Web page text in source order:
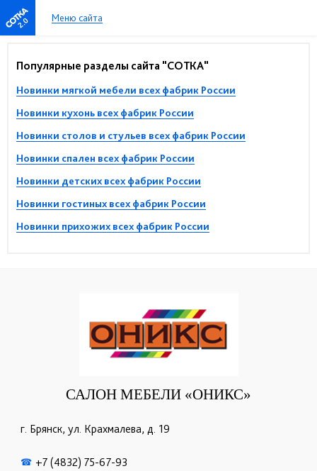
2.0 Меню сайта
Популярные разделы сайта "СОТКА"
Новинки мягкой мебели всех фабрик России
Новинки кухонь всех фабрик России
Новинки столов и стульев всех фабрик России
Новинки спален всех фабрик России
Новинки детских всех фабрик России
Новинки гостиных всех фабрик России
Новинки прихожих всех фабрик России
САЛОН МЕБЕЛИ «ОНИКС»
г. Брянск, ул. Крахмалева, д. 19
☎ +7 (4832) 75-67-93